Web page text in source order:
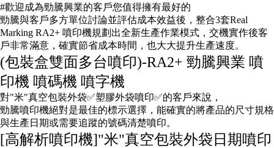
#歡迎成為勁騰興業的客戶您值得擁有最好的
勁騰與客戶多方單位討論並評估成本效益後，整合3套Real
Marking RA2+ 噴印機規劃出全新生產作業模式，交機實作後客
戶非常滿意，確實節省成本時間，也大大提升生產速度。
(包裝盒雙面多台噴印)-RA2+ 勁騰興業 噴
印機 噴碼機 噴字機
對"米"真空包裝外袋✅塑膠外袋噴印✅的客戶來說，
勁騰噴印機絕對是最佳的標示選擇，能確實的將產品的尺寸規格
與生產日期或需要追蹤的號碼清楚噴印。
[高解析噴印機]"米"真空包裝外袋日期噴印